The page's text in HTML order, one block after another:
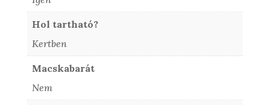
Hol tartható?
Kertben
Macskabarát
Nem